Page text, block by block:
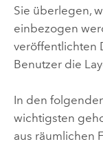
Sie überlegen,
einbezogen
veröffentlichten
Benutzer die
In den
wichtigsten
aus räumlichen